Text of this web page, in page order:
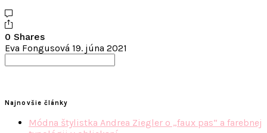
0 Shares
Eva Fongusová 19. júna 2021
Najnovšie články
Módna štylistka Andrea Ziegler o „faux pas“ a farebnej